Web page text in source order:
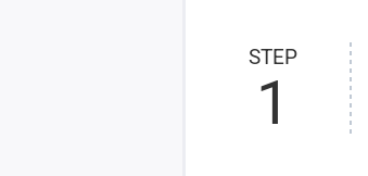
STEP
1